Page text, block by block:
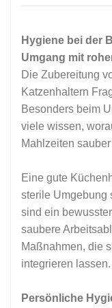
Hygiene bei der
Umgang mit
Die Zubereitung
Katzenhaltern
Besonders beim
viele wissen,
Mahlzeiten
Eine gute
sterile Umgebung
sind ein
saubere
Maßnahmen, die
integrieren lassen.
Persönliche